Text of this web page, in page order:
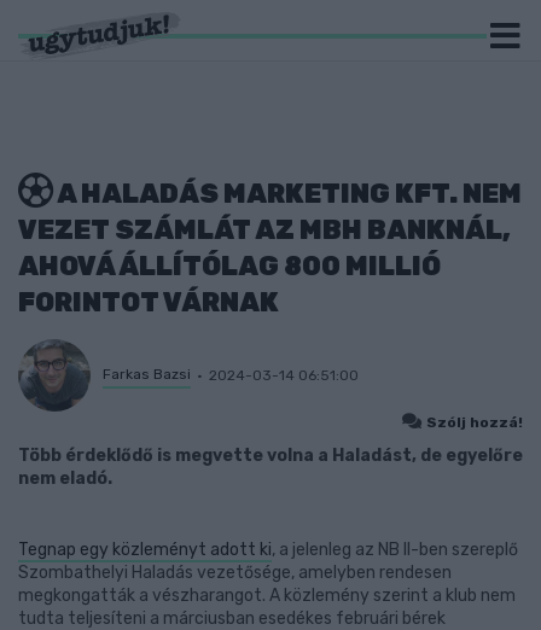
A HALADÁS MARKETING KFT. NEM
VEZET SZÁMLÁT AZ MBH BANKNÁL,
AHOVÁ ÁLLÍTÓLAG 800 MILLIÓ
FORINTOT VÁRNAK
Farkas Bazsi 2024-03-14 06:51:00
Szólj hozzá!
Több érdeklődő is megvette volna a Haladást, de egyelőre
nem eladó.
Tegnap egy közleményt adott ki, a jelenleg az NB II-ben szereplő
Szombathelyi Haladás vezetősége, amelyben rendesen
megkongatták a vészharangot. A közlemény szerint a klub nem
tudta teljesíteni a márciusban esedékes februári bérek